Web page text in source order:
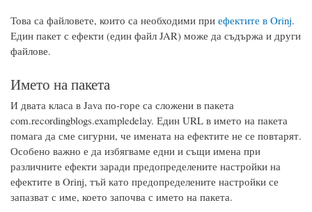
Това са файловете, които са необходими при ефектите в Orinj.
Един пакет с ефекти (един файл JAR) може да съдържа и други
файлове.
Името на пакета
И двата класа в Java по-горе са сложени в пакета
com.recordingblogs.exampledelay. Един URL в името на пакета
помага да сме сигурни, че имената на ефектите не се повтарят.
Особено важно е да избягваме едни и същи имена при
различните ефекти заради предопределените настройки на
ефектите в Orinj, тъй като предопределените настройки се
запазват с име, което започва с името на пакета.